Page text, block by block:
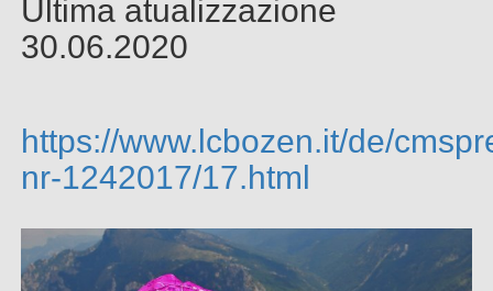
Ultima atualizzazione
30.06.2020
https://www.lcbozen.it/de/
nr-1242017/17.html